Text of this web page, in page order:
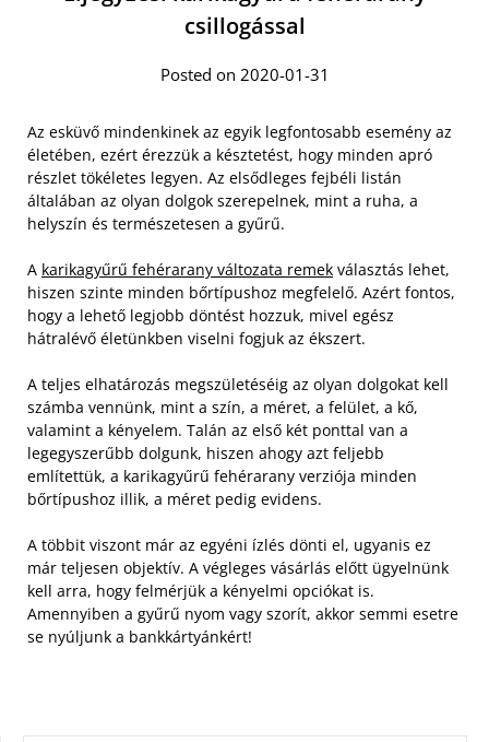
csillogással
Posted on 2020-01-31
Az esküvő mindenkinek az egyik legfontosabb esemény az
életében, ezért érezzük a késztetést, hogy minden apró
részlet tökéletes legyen. Az elsődleges fejbéli listán
általában az olyan dolgok szerepelnek, mint a ruha, a
helyszín és természetesen a gyűrű.
A karikagyűrű fehérarany változata remek választás lehet,
hiszen szinte minden bőrtípushoz megfelelő. Azért fontos,
hogy a lehető legjobb döntést hozzuk, mivel egész
hátralévő életünkben viselni fogjuk az ékszert.
A teljes elhatározás megszületéséig az olyan dolgokat kell
számba vennünk, mint a szín, a méret, a felület, a kő,
valamint a kényelem. Talán az első két ponttal van a
legegyszerűbb dolgunk, hiszen ahogy azt feljebb
említettük, a karikagyűrű fehérarany verziója minden
bőrtípushoz illik, a méret pedig evidens.
A többit viszont már az egyéni ízlés dönti el, ugyanis ez
már teljesen objektív. A végleges vásárlás előtt ügyelnünk
kell arra, hogy felmérjük a kényelmi opciókat is.
Amennyiben a gyűrű nyom vagy szorít, akkor semmi esetre
se nyúljunk a bankkártyánkért!